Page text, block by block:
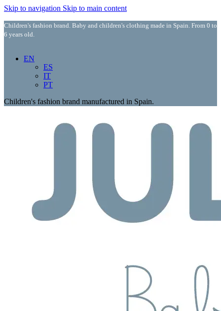
Skip to navigation Skip to main content
Children's fashion brand. Baby and children's clothing made in Spain. From 0 to
6 years old.
EN
ES
IT
PT
Children's fashion brand manufactured in Spain.